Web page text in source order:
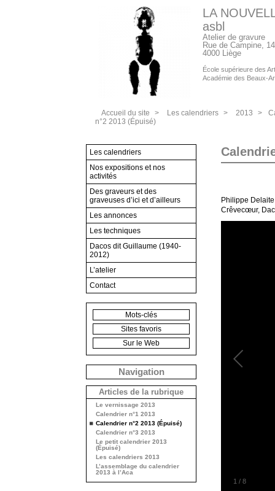
LA
asbl
Atelier de gravure
Rue de Campine, 14
4000 Liège
École supérieure des
Académie des Beaux-
Accueil du site > Les calendriers > 2013 >
n°2 2013 (Épuisé)
Philippe
Crêvecœur,
1 / 8
Les calendriers
Nos expositions et nos
activités
Des graveurs et des
graveuses d’ici et d’ailleurs
Les annonces
Les techniques
Dacos dit Guillaume (1940-
2012)
L’atelier
Contact
Mots-clés
Sites favoris
Sur le Web
Navigation
Articles de la rubrique
Le vernissage 2013
Calendrier n°1 2013
Calendrier n°2 2013 (Épuisé)
Calendrier n°3 2013
Le petit calendrier 2013
(Épuisé)
Les calendriers 2013
L’assemblage du calendrier
2013 à l’Aca